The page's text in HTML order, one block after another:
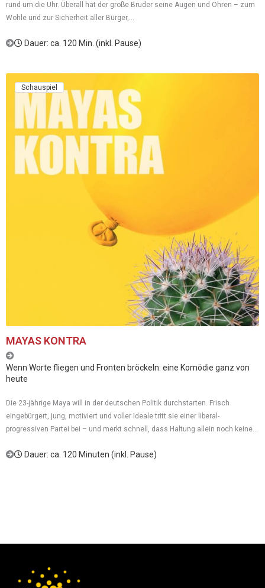
rund um die Uhr. Überall hat der große Bruder seine Augen und Ohren – zum
Wohle und zur Sicherheit aller Bürger,...
Dauer: ca. 120 Min. (inkl. Pause)
Schauspiel
MAYAS KONTRA
Wenn Worte fliegen und Fronten bröckeln: eine Komödie ganz von
heute
Die 23-jährige Maya will in der deutschen Politik durchstarten. Frisch
eingebürgert, jung, motiviert und voller Ideale tritt sie einer liberal-
progressiven Partei bei – und merkt schnell, dass Haltung allein noch keine...
Dauer: ca. 120 Minuten (inkl. Pause)